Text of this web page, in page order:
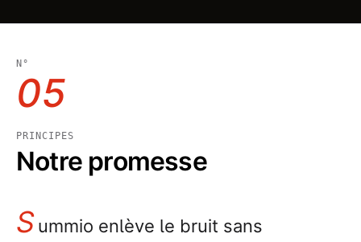
N°
05
PRINCIPES
Notre promesse
Summio enlève le bruit sans